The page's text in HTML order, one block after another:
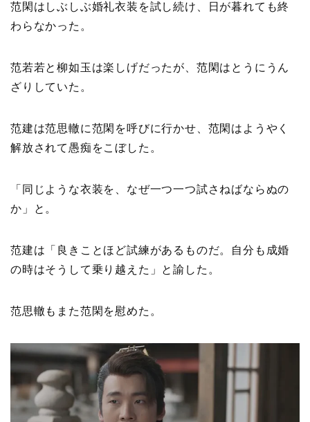
范閑はしぶしぶ婚礼衣装を試し続け、日が暮れても終
わらなかった。
范若若と柳如玉は楽しげだったが、范閑はとうにうん
ざりしていた。
范建は范思轍に范閑を呼びに行かせ、范閑はようやく
解放されて愚痴をこぼした。
「同じような衣装を、なぜ一つ一つ試さねばならぬの
か」と。
范建は「良きことほど試練があるものだ。自分も成婚
の時はそうして乗り越えた」と諭した。
范思轍もまた范閑を慰めた。